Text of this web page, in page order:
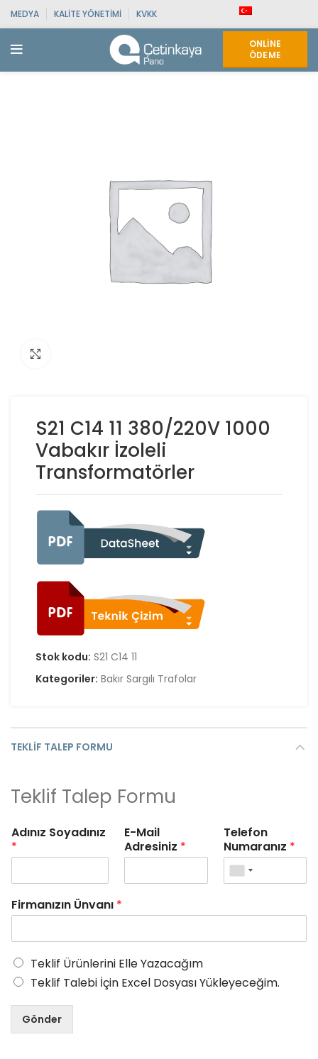
MEDYA KALITE YÖNETIMI KVKK
ONLINE
ÖDEME
S21 C14 11 380/220V 1000
Vabakır İzoleli
Transformatörler
Stok kodu: S21 C14 11
Kategoriler: Bakır Sargılı Trafolar
TEKLIF TALEP FORMU
Teklif Talep Formu
Adınız Soyadınız
*
E-Mail
Adresiniz *
Telefon
Numaranız *
Firmanızın Ünvanı *
Teklif Ürünlerini Elle Yazacağım
Teklif Talebi İçin Excel Dosyası Yükleyeceğim.
Gönder